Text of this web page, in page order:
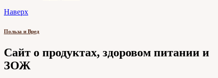
Наверх
Польза и Вред
Сайт о продуктах, здоровом питании и
ЗОЖ